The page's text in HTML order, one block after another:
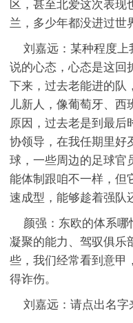
区，甚至北爱这次表现
兰，多少年都没进过世
刘嘉远：某种程度上
说的心态，心态是这回
下来，过去老能进的队
儿新人，像葡萄牙、西
原因，过去老是到最后
协领导，在我任期里好
球，一些周边的足球官
能体制跟咱不一样，但
速成型，能够趁着强队
颜强：东欧的体系哪
凝聚的能力、驾驭俱乐
些，我们经常看到意甲
得诈伤。
刘嘉远：请点出名字